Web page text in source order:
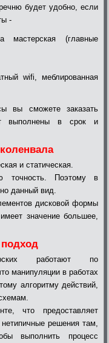
будет удобно, если
-
мастерская (главные
wifi, меблированная
вы сможете заказать
выполнены в срок и
и статическая.
точность. Поэтому в
данный вид.
дисковой формы
значение большее,
работают по
манипуляции в работах
алгоритму действий,
что предоставляет
решения там,
выполнить процесс